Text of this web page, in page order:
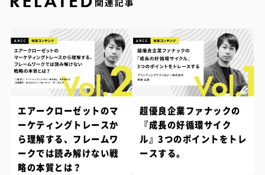
エアークローゼットのマ
ーケティングトレースか
ら理解する、フレームワ
ークでは読み解けない戦
略の本質とは？
超優良企業ファナックの
『成長の好循環サイク
ル』3つのポイントをトレ
ースする。